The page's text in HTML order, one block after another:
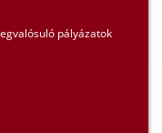
pályázatok